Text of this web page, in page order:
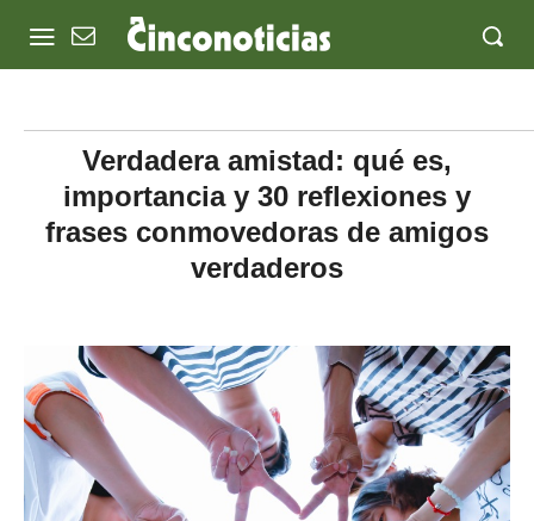
Verdadera amistad: qué es,
importancia y 30 reflexiones y
frases conmovedoras de amigos
verdaderos